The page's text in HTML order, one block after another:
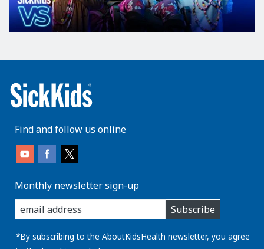
Find and follow us online
Monthly newsletter sign-up
enter
you
email
address:
Subscribe
*By subscribing to the AboutKidsHealth newsletter, you agree